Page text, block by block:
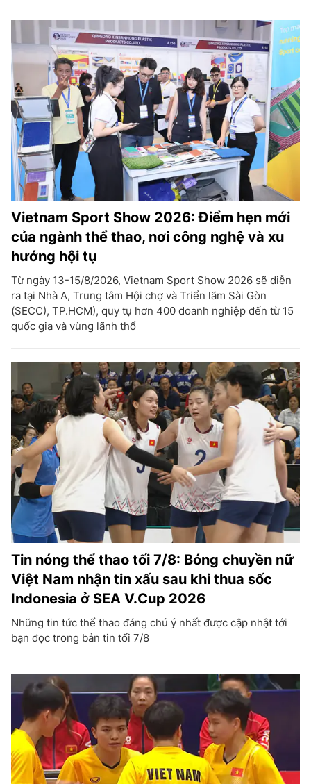
Vietnam Sport Show 2026: Điểm hẹn mới
của ngành thể thao, nơi công nghệ và xu
hướng hội tụ
Từ ngày 13-15/8/2026, Vietnam Sport Show 2026 sẽ diễn
ra tại Nhà A, Trung tâm Hội chợ và Triển lãm Sài Gòn
(SECC), TP.HCM), quy tụ hơn 400 doanh nghiệp đến từ 15
quốc gia và vùng lãnh thổ
Tin nóng thể thao tối 7/8: Bóng chuyền nữ
Việt Nam nhận tin xấu sau khi thua sốc
Indonesia ở SEA V.Cup 2026
Những tin tức thể thao đáng chú ý nhất được cập nhật tới
bạn đọc trong bản tin tối 7/8